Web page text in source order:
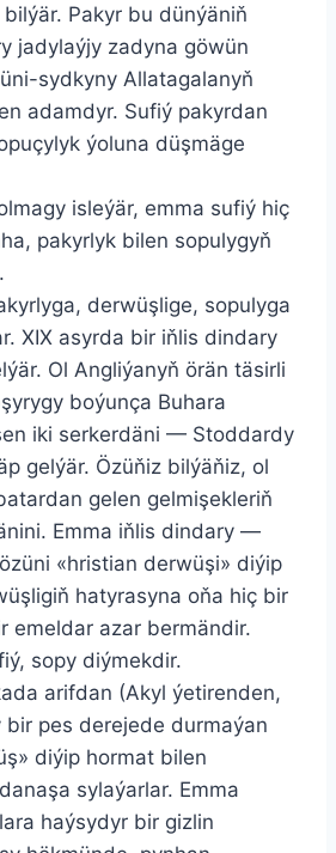
Pakyr bu dünýäniň
jadylaýjy zadyna göwün
sydkyny Allatagalanyň
adamdyr. Sufiý pakyrdan
ýoluna düşmäge
isleýär, emma sufiý hiç
pakyrlyk bilen sopulygyň
derwüşlige, sopulyga
XIX asyrda bir iňlis dindary
Ol Angliýanyň örän täsirli
boýunça Buhara
iki serkerdäni — Stoddardy
gelýär. Özüňiz bilýäňiz, ol
gelen gelmişekleriň
Emma iňlis dindary —
«hristian derwüşi» diýip
hatyrasyna oňa hiç bir
emeldar azar bermändir.
sopy diýmekdir.
arifdan (Akyl ýetirenden,
pes derejede durmaýan
diýip hormat bilen
sylaýarlar. Emma
haýsydyr bir gizlin